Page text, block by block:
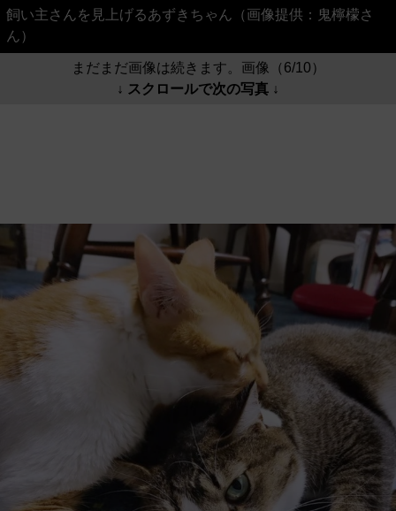
飼い主さんを見上げるあずきちゃん（画像提供：鬼檸檬さ
ん）
まだまだ画像は続きます。画像（6/10）
↓ スクロールで次の写真 ↓